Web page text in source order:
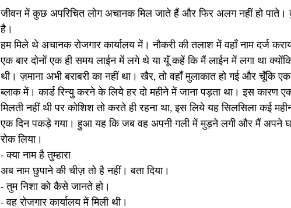
जीवन में कुछ अपरिचित लोग अचानक मिल जाते हैं और फिर अलग नहीं हो पाते।
है।
हम मिले थे अचानक रोजगार कार्यालय में। नौकरी की तलाश में वहॉं नाम दर्ज
एक बार दोनों एक ही समय लाईन में लगे थे या यूॅं कहें कि मैं लाईन में लगा था
थी। ज़माना अभी बराबरी का नहीं था। खैर, तो वहॉं मुलाकात हो गई और चूॅंकि
ब्लाक में। कार्ड रिन्यु करने के लिये हर दो महीने में जाना पड़ता था। इस कारण एक
मिलती नहीं थी पर कोशिश तो करते ही रहना था, इस लिये यह सिलसिला कई
एक दिन पकड़े गया। हुआ यह कि जब वह अपनी गली में मुड़ने लगी और मैं अपने
रोक लिया।
- क्या नाम है तुम्हारा
अब नाम छुपाने की चीज़ तो है नहीं। बता दिया।
- तुम निशा को कैसे जानते हो।
- वह रोजगार कार्यालय में मिली थी।